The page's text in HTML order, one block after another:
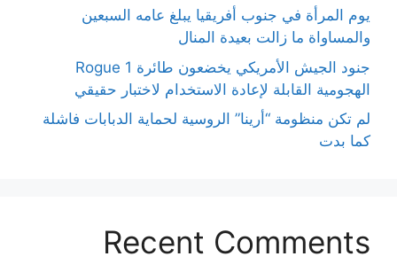
يوم المرأة في جنوب أفريقيا يبلغ عامه السبعين
والمساواة ما زالت بعيدة المنال
جنود الجيش الأمريكي يخضعون طائرة Rogue 1
الهجومية القابلة لإعادة الاستخدام لاختبار حقيقي
لم تكن منظومة “أرينا” الروسية لحماية الدبابات فاشلة
كما بدت
Recent Comments